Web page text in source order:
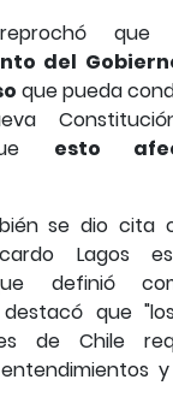
que
del
que pueda
esto
se dio cita
Lagos
definió
que
de Chile